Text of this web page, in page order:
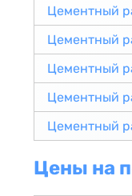
Цементный
Цементный
Цементный
Цементный
Цементный
Цены на